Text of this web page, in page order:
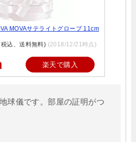
MOVAサテライトグローブ 11cm
込、送料無料) (2018/12/21時点)
楽天で購入
球儀です。部屋の証明がつ